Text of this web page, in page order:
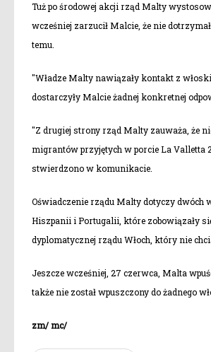
Tuż po środowej akcji rząd Malty
wcześniej zarzucił Malcie, że nie
temu.
"Władze Malty nawiązały kontakt z
dostarczyły Malcie żadnej konkretnej
"Z drugiej strony rząd Malty zauważa, że
migrantów przyjętych w porcie La Valletta
stwierdzono w komunikacie.
Oświadczenie rządu Malty dotyczy dwóch
Hiszpanii i Portugalii, które zobowiązały
dyplomatycznej rządu Włoch, który nie
Jeszcze wcześniej, 27 czerwca, Malta
także nie został wpuszczony do żadnego
zm/ mc/